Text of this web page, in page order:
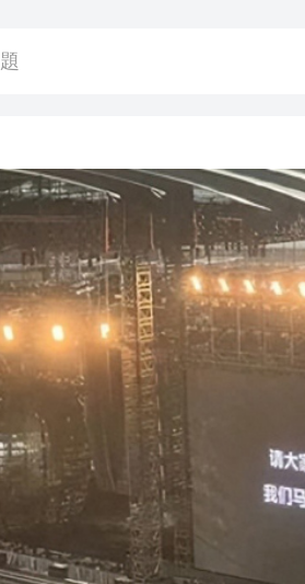
消費約18億元
收2.58萬億 利潤總額近936億
讀新玩法
處理黎智英求情 罪證如山豈能
火災獨立委員會工作 李家超暫停
數據見證文儒沉香從傳統邁向現代
察團來瓊考察
消費約18億元